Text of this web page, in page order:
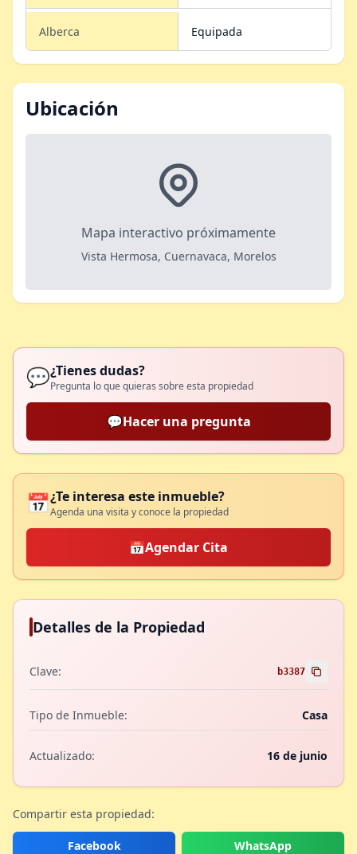
Alberca Equipada
Ubicación
Mapa interactivo próximamente
Vista Hermosa, Cuernavaca, Morelos
💬¿Tienes dudas?
Pregunta lo que quieras sobre esta propiedad
💬Hacer una pregunta
📅¿Te interesa este inmueble?
Agenda una visita y conoce la propiedad
📅Agendar Cita
Detalles de la Propiedad
Clave: b3387
Tipo de Inmueble: Casa
Actualizado: 16 de junio
Compartir esta propiedad:
Facebook WhatsApp